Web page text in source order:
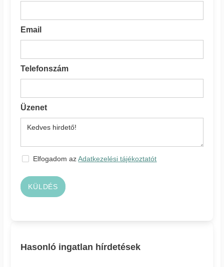
Email
Telefonszám
Üzenet
Elfogadom azAdatkezelési tájékoztatót
KÜLDÉS
Hasonló ingatlan hírdetések